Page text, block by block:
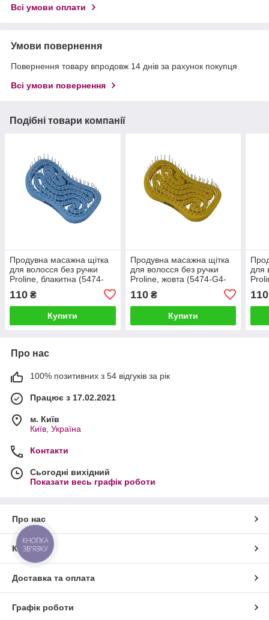
Всі умови оплати
Умови повернення
Повернення товару впродовж 14 днів за рахунок покупця
Всі умови повернення
Подібні товари компанії
Продувна масажна щітка
для волосся без ручки
Proline, блакитна (5474-
110 ₴
Купити
Продувна масажна щітка
для волосся без ручки
Proline, жовта (5474-G4-
110₴
Купити
для
110
Про нас
100% позитивних з 54 відгуків за рік
Працює з 17.02.2021
м. Київ
Київ, Україна
Контакти
Сьогодні вихідний
Показати весь графік роботи
Про нас
Контакти
Доставка та оплата
Графік роботи
КНОПКА
ЗВ'ЯЗКУ